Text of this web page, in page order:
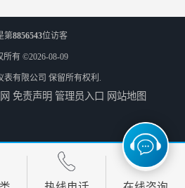
FMP43 润滑油雷达液位计 能够提供定制服务 云南高加智能锅炉汽包液位计 窑头窑尾液位计
第8856543位访客
所有 ©2026-08-09
表有限公司 保留所有权利.
免责声明 管理员入口 网站地图